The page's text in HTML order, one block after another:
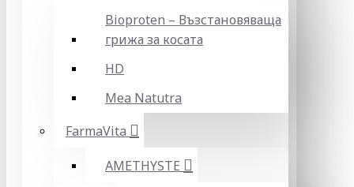
Bioproten – Възстановяваща
грижа за косата
HD
Mea Natutra
FarmaVita
AMETHYSTE